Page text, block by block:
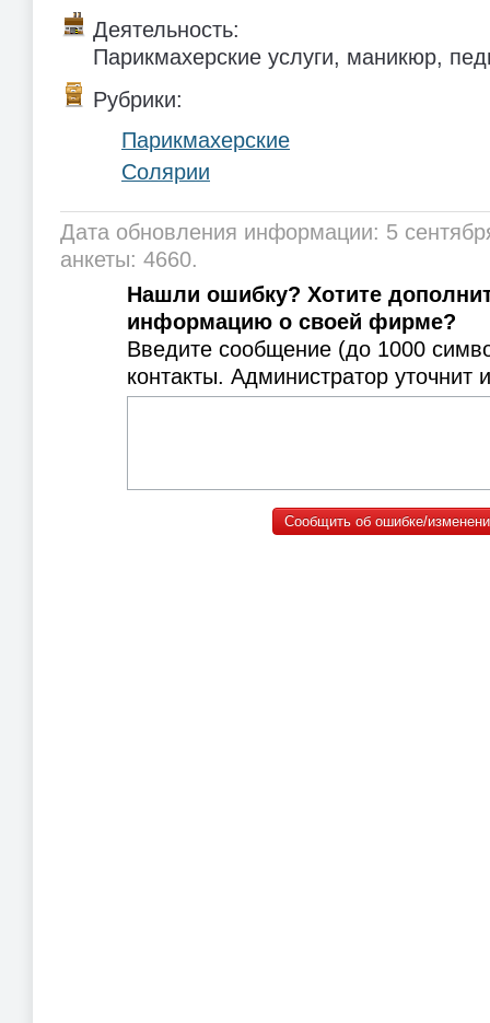
Деятельность:
Парикмахерские услуги, маникюр,
Рубрики:
Парикмахерские
Солярии
Дата обновления информации: 5
анкеты: 4660.
Нашли ошибку? Хотите
информацию о своей фирме?
Введите сообщение (до 1000
контакты. Администратор